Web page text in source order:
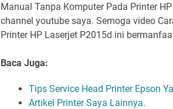
Manual Tanpa Komputer Pada Printer
channel youtube saya. Semoga video
Printer HP Laserjet P2015d ini
Baca Juga:
Tips Service Head Printer Epson
Artikel Printer Saya Lainnya.